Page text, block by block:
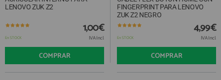
LENOVO ZUK Z2
En STOCK
1,00€
IVA Incl.
COMPRAR
FINGERPRINT PARA LENOVO
ZUK Z2 NEGRO
En STOCK
4,99€
IVA Incl.
COMPRAR